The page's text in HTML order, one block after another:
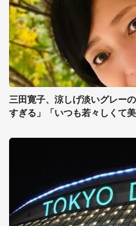
三田寛子、涼しげ淡いグレー
すぎる」「いつも若々しくて美